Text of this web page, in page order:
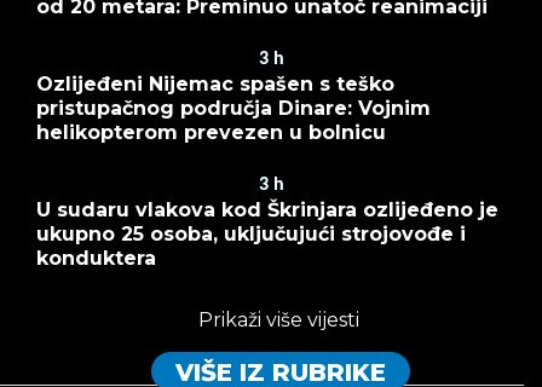
od 20 metara: Preminuo unatoč reanimaciji
3 h
Ozlijeđeni Nijemac spašen s teško
pristupačnog područja Dinare: Vojnim
helikopterom prevezen u bolnicu
3 h
U sudaru vlakova kod Škrinjara ozlijeđeno je
ukupno 25 osoba, uključujući strojovođe i
konduktera
Prikaži više vijesti
VIŠE IZ RUBRIKE